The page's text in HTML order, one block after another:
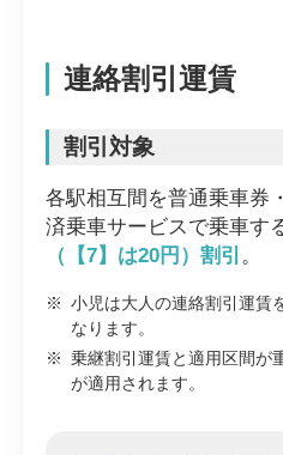
連絡割引運賃
割引対象
各駅相互間を普通乗車券
済乗車サービスで乗車す
（【7】は20円）割引 。
※ 小児は大人の連絡割引運賃
なります。
※ 乗継割引運賃と適用区間が
が適用されます。